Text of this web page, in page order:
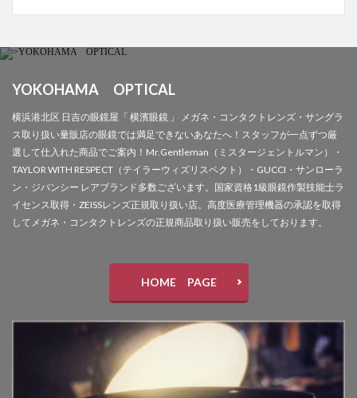
YOKOHAMA OPTICAL
横浜港北区 日吉の眼鏡屋「 横濱眼鏡 」 メガネ・コンタクトレンズ・サングラ
ス取り扱い量販店の眼鏡では満足できないあなたへ！スタッフが一点ずつ厳
選して仕入れた商品でご案内！Mr.Gentleman（ミスタージェントルマン）・
TAYLOR WITH RESPECT（テイラーウィズリスペクト）・GUCCI・サンローラ
ン・ジバンシー レアブランド多数ございます。国家資格1級眼鏡作製技能士ラ
イセンス取得・ZEISSレンズ正規取り扱い店。高度医療管理機器の承認を取得
してメガネ・コンタクトレンズの正規商品取り扱い販売をしております。
HOME PAGE